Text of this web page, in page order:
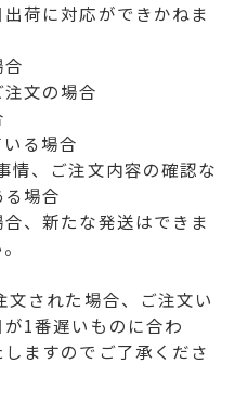
荷に対応ができかねま
文の場合
る場合
情、ご注文内容の確認な
場合
、新たな発送はできま
された場合、ご注文い
1番遅いものに合わ
ますのでご了承くださ